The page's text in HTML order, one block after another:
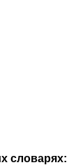
словарях: